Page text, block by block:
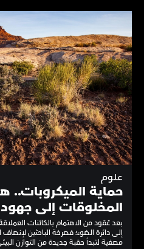
علوم
حماية الميكروبات..
المخلوقات إلى
بعد عُقود من الاهتمام بالكائنات
إلى دائرة الضوء؛ فصرخة الباحثين لإنصاف
مصغية لتبدأ حقبة جديدة من التوازن